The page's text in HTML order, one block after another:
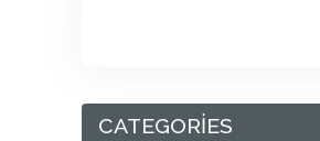
CATEGORIES